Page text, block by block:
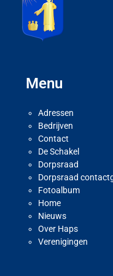
Menu
Adressen
Bedrijven
Contact
De Schakel
Dorpsraad
Dorpsraad
Fotoalbum
Home
Nieuws
Over Haps
Verenigingen